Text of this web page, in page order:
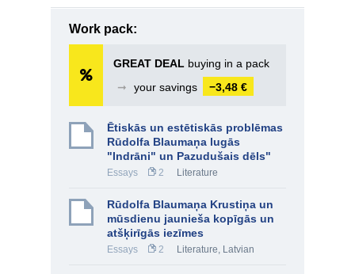
Work pack:
GREAT DEAL buying in a pack
➞
your savings −3,48 €
Ētiskās un estētiskās problēmas
Rūdolfa Blaumaņa lugās
"Indrāni" un Pazudušais dēls"
Essays 2 Literature
Rūdolfa Blaumaņa Krustiņa un
mūsdienu jaunieša kopīgās un
atšķirīgās iezīmes
Essays 2 Literature, Latvian